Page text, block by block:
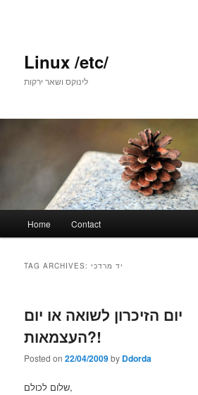
Linux /etc/
לינוקס ושאר ירקות
Home Contact
TAG ARCHIVES:יד מרדכי
יום הזיכרון לשואה או יום
העצמאות?!
Posted on22/04/2009by Ddorda
שלום לכולם,